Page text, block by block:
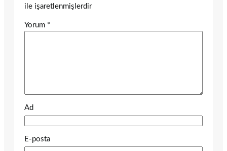
ile işaretlenmişlerdir
Yorum *
Ad
E-posta